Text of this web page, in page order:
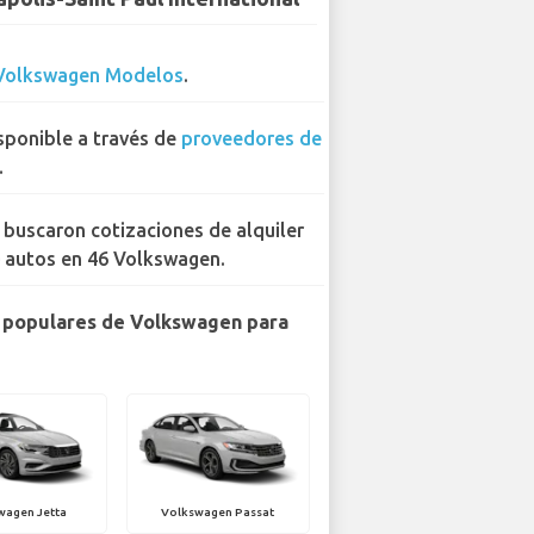
Modelos.
a través de proveedores de
.
buscaron cotizaciones de alquiler
autos en 46 Volkswagen.
de Volkswagen para
Jetta Volkswagen Passat